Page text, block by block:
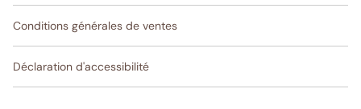
Conditions générales de ventes
Déclaration d'accessibilité